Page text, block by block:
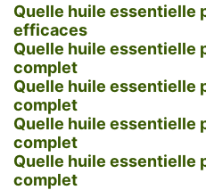
Quelle huile essentielle
efficaces
Quelle huile essentielle
complet
Quelle huile essentielle
complet
Quelle huile essentielle
complet
Quelle huile essentielle
complet